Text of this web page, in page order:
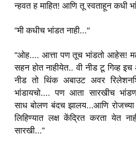
न्हवत ह माहित! आणि तू स्वताहून कधी
"मी कधीच भांडत नाही..."
"ओह.... आत्ता पण तूच भांडतो आहेस!
सहन होत नाहीयेत.. वी नीड टू गिव्ह
नीड तो थिंक अबाउट अवर
भांडायचो.... पण आता सारखीच
साध बोलण बंदच झालय...आणि रोजच्या
लिहिण्यात लक्ष केंद्रित करता येत
सारखी...”